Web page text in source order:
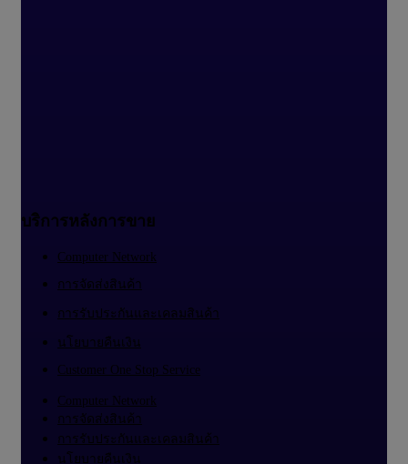
บริการหลังการขาย
Computer Network
การจัดส่งสินค้า
การรับประกันและเคลมสินค้า
นโยบายคืนเงิน
Customer One Stop Service
Computer Network
การจัดส่งสินค้า
การรับประกันและเคลมสินค้า
นโยบายคืนเงิน